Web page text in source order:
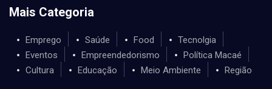
Mais Categoria
Emprego Saúde Food
Tecnolgia
Eventos
Empreendedorismo
Política Macaé
Cultura
Educação Meio Ambiente Região